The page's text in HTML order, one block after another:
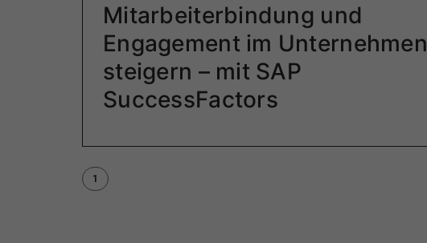
Mitarbeiterbindung und
Engagement im Unternehmen
steigern – mit SAP
SuccessFactors
1